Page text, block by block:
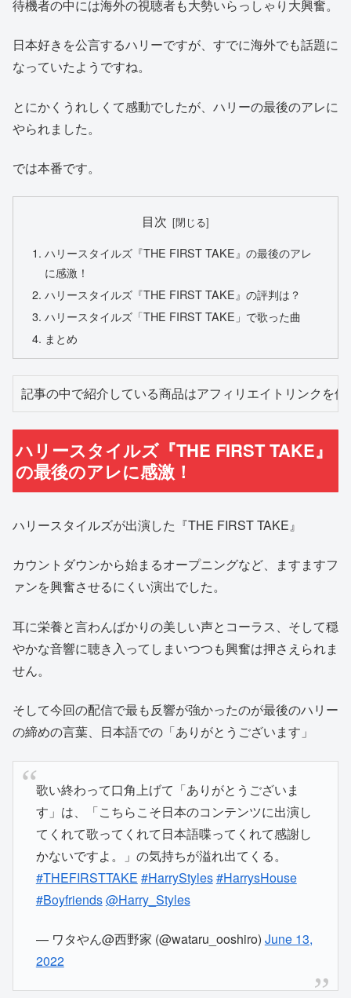
待機者の中には海外の視聴者も大勢いらっしゃり大興奮。
日本好きを公言するハリーですが、すでに海外でも話題に
なっていたようですね。
とにかくうれしくて感動でしたが、ハリーの最後のアレに
やられました。
では本番です。
目次
ハリースタイルズ『THE FIRST TAKE』の最後のアレ
に感激！
ハリースタイルズ『THE FIRST TAKE』の評判は？
ハリースタイルズ「THE FIRST TAKE」で歌った曲
まとめ
記事の中で紹介している商品はアフィリエイトリンクを
ハリースタイルズ『THE FIRST TAKE』
の最後のアレに感激！
ハリースタイルズが出演した『THE FIRST TAKE』
カウントダウンから始まるオープニングなど、ますますフ
ァンを興奮させるにくい演出でした。
耳に栄養と言わんばかりの美しい声とコーラス、そして穏
やかな音響に聴き入ってしまいつつも興奮は押さえられま
せん。
そして今回の配信で最も反響が強かったのが最後のハリー
の締めの言葉、日本語での「ありがとうございます」
歌い終わって口角上げて「ありがとうございま
す」は、「こちらこそ日本のコンテンツに出演し
てくれて歌ってくれて日本語喋ってくれて感謝し
かないですよ。」の気持ちが溢れ出てくる。
#THEFIRSTTAKE #HarryStyles#HarrysHouse
#Boyfriends@Harry_Styles
— ワタやん@西野家 (@wataru_ooshiro) June 13,
2022